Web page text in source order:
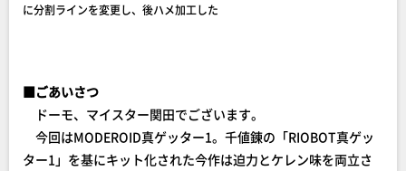
に分割ラインを変更し、後ハメ加工した
■ごあいさつ
ドーモ、マイスター関田でございます。
今回はMODEROID真ゲッター1。千値錬の「RIOBOT真ゲッ
ター1」を基にキット化された今作は迫力とケレン味を両立さ